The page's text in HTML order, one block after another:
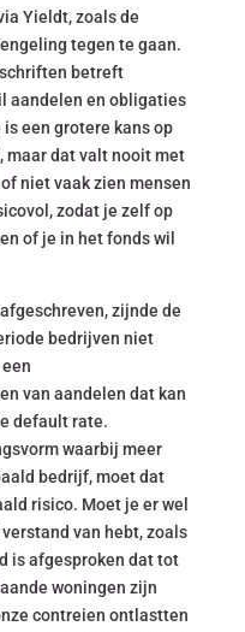
Yieldt, zoals de
tegen te gaan.
betreft
aandelen en obligaties
een grotere kans op
maar dat valt nooit met
niet vaak zien mensen
zodat je zelf op
of je in het fonds wil
zijnde de
bedrijven niet
van aandelen dat kan
default rate.
waarbij meer
bedrijf, moet dat
risico. Moet je er wel
van hebt, zoals
is afgesproken dat tot
woningen zijn
contreien ontlastten